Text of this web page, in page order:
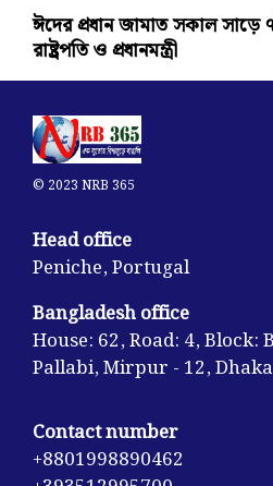
ঈদের প্রধান জামাত সকাল সাড়ে
রাষ্ট্রপতি ও প্রধানমন্ত্রী
© 2023 NRB 365
Head office
Peniche, Portugal
Bangladesh office
House: 62, Road: 4, Block: B
Pallabi, Mirpur - 12, Dhaka
Contact number
+8801998890462